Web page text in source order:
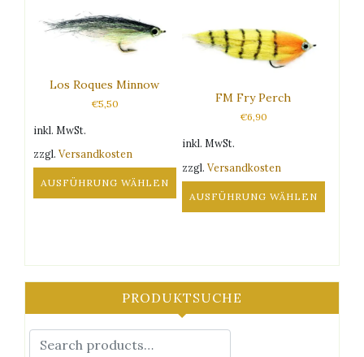
Los Roques Minnow
€5,50
inkl. MwSt.
zzgl. Versandkosten
AUSFÜHRUNG WÄHLEN
können
FM Fry Perch
€6,90
inkl. MwSt.
zzgl.Versandkosten
AUSFÜHRUNG WÄHLEN
mehrere
auf.
Die
PRODUKTSUCHE